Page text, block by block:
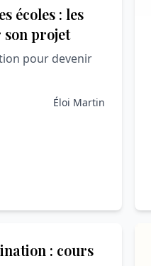
écoles : les
projet
pour devenir
Éloi Martin
fréquentes: cours